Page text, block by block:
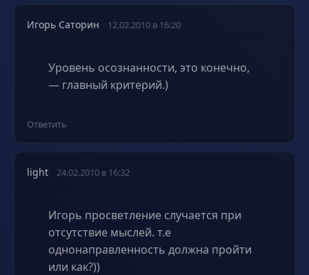
Игорь Саторин 12.02.2010 в 16:20
Уровень осознанности, это конечно,
— главный критерий.)
Ответить
light 24.02.2010 в 16:32
Игорь просветление случается при
отсутствие мыслей. т.е
однонаправленность должна пройти
или как?))